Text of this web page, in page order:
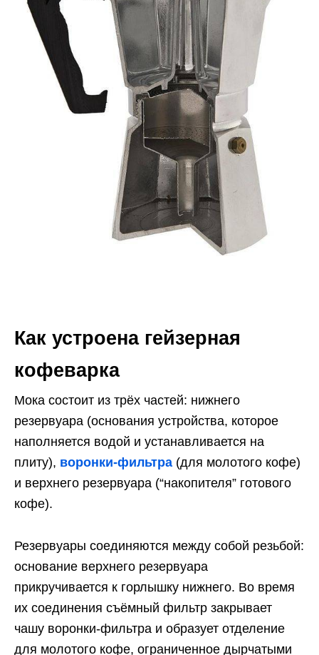
Как устроена гейзерная
кофеварка
Мока состоит из трёх частей: нижнего
резервуара (основания устройства, которое
наполняется водой и устанавливается на
плиту), воронки-фильтра (для молотого кофе)
и верхнего резервуара (“накопителя” готового
кофе).
Резервуары соединяются между собой резьбой:
основание верхнего резервуара
прикручивается к горлышку нижнего. Во время
их соединения съёмный фильтр закрывает
чашу воронки-фильтра и образует отделение
для молотого кофе, ограниченное дырчатыми